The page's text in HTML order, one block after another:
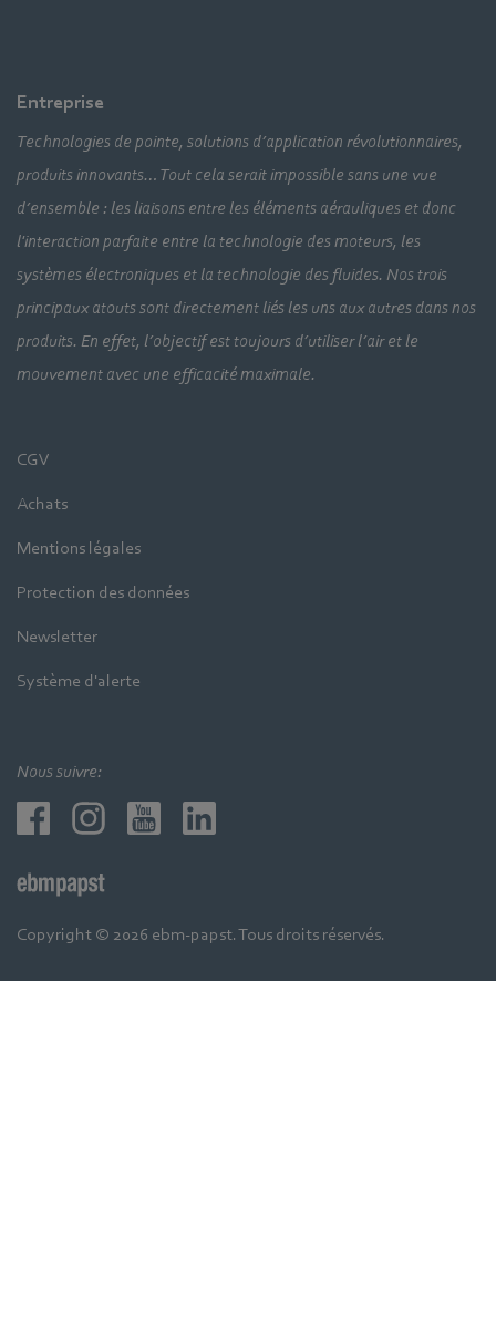
Entreprise
Technologies de pointe, solutions d’application révolutionnaires,
produits innovants… Tout cela serait impossible sans une vue
d’ensemble : les liaisons entre les éléments aérauliques et donc
l'interaction parfaite entre la technologie des moteurs, les
systèmes électroniques et la technologie des fluides. Nos trois
principaux atouts sont directement liés les uns aux autres dans nos
produits. En effet, l’objectif est toujours d’utiliser l’air et le
mouvement avec une efficacité maximale.
CGV
Achats
Mentions légales
Protection des données
Newsletter
Système d'alerte
Nous suivre:
Copyright © 2026 ebm-papst. Tous droits réservés.